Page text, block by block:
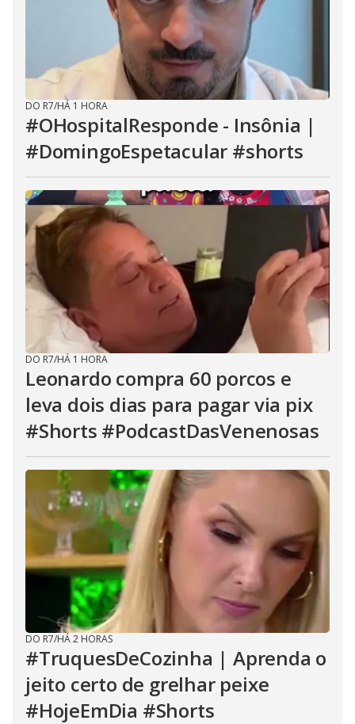
DO R7/HÁ 1 HORA
#OHospitalResponde - Insônia |
#DomingoEspetacular #shorts
DO R7/HÁ 1 HORA
Leonardo compra 60 porcos e
leva dois dias para pagar via pix
#Shorts #PodcastDasVenenosas
DO R7/HÁ 2 HORAS
#TruquesDeCozinha | Aprenda o
jeito certo de grelhar peixe
#HojeEmDia #Shorts